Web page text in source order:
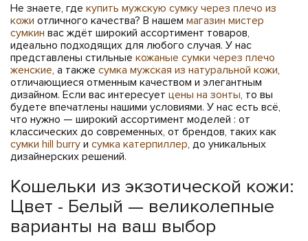
Не знаете, где купить мужскую сумку через плечо из
кожи отличного качества? В нашем магазин мистер
сумкин вас ждёт широкий ассортимент товаров,
идеально подходящих для любого случая. У нас
представлены стильные кожаные сумки через плечо
женские, а также сумка мужская из натуральной кожи,
отличающиеся отменным качеством и элегантным
дизайном. Если вас интересует цены на зонты, то вы
будете впечатлены нашими условиями. У нас есть всё,
что нужно — широкий ассортимент моделей : от
классических до современных, от брендов, таких как
сумки hill burry и сумка катерпиллер, до уникальных
дизайнерских решений.
Кошельки из экзотической кожи:
Цвет - Белый — великолепные
варианты на ваш выбор